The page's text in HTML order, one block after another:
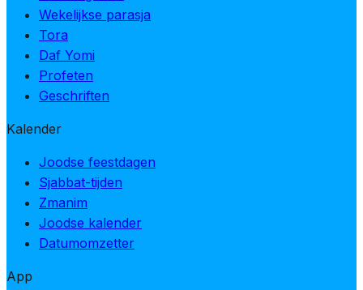
Wekelijkse parasja
Tora
Daf Yomi
Profeten
Geschriften
Kalender
Joodse feestdagen
Sjabbat-tijden
Zmanim
Joodse kalender
Datumomzetter
App